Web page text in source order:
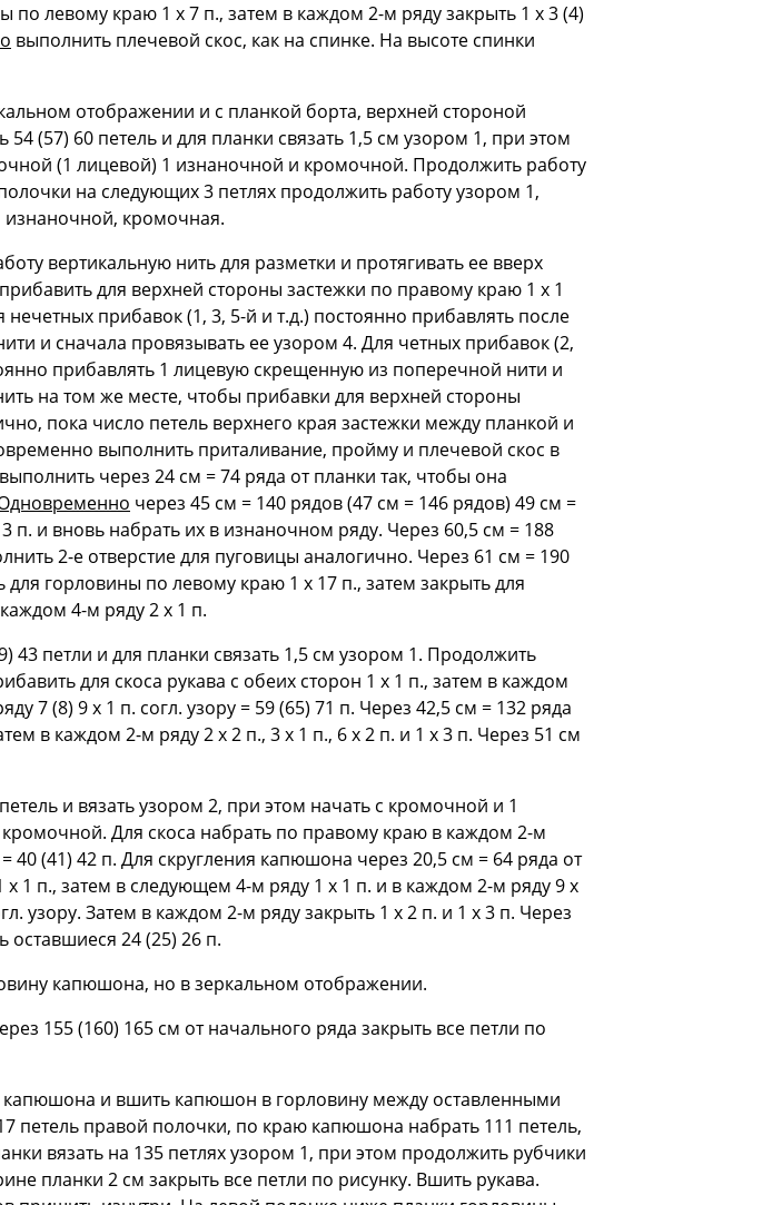
по левому краю 1 х 7 п., затем в каждом 2-м ряду закрыть 1 х 3 (4)
выполнить плечевой скос, как на спинке. На высоте спинки
отображении и с планкой борта, верхней стороной
(57) 60 петель и для планки связать 1,5 см узором 1, при этом
(1 лицевой) 1 изнаночной и кромочной. Продолжить работу
на следующих 3 петлях продолжить работу узором 1,
изнаночной, кромочная.
вертикальную нить для разметки и протягивать ее вверх
для верхней стороны застежки по правому краю 1 х 1
прибавок (1, 3, 5-й и т.д.) постоянно прибавлять после
и сначала провязывать ее узором 4. Для четных прибавок (2,
прибавлять 1 лицевую скрещенную из поперечной нити и
на том же месте, чтобы прибавки для верхней стороны
пока число петель верхнего края застежки между планкой и
выполнить приталивание, пройму и плечевой скос в
через 24 см = 74 ряда от планки так, чтобы она
через 45 см = 140 рядов (47 см = 146 рядов) 49 см =
п. и вновь набрать их в изнаночном ряду. Через 60,5 см = 188
2-е отверстие для пуговицы аналогично. Через 61 см = 190
горловины по левому краю 1 х 17 п., затем закрыть для
4-м ряду 2 х 1 п.
43 петли и для планки связать 1,5 см узором 1. Продолжить
для скоса рукава с обеих сторон 1 х 1 п., затем в каждом
7 (8) 9 х 1 п. согл. узору = 59 (65) 71 п. Через 42,5 см = 132 ряда
в каждом 2-м ряду 2 х 2 п., 3 х 1 п., 6 х 2 п. и 1 х 3 п. Через 51 см
и вязать узором 2, при этом начать с кромочной и 1
Для скоса набрать по правому краю в каждом 2-м
40 (41) 42 п. Для скругления капюшона через 20,5 см = 64 ряда от
1 п., затем в следующем 4-м ряду 1 х 1 п. и в каждом 2-м ряду 9 х
узору. Затем в каждом 2-м ряду закрыть 1 х 2 п. и 1 х 3 п. Через
оставшиеся 24 (25) 26 п.
капюшона, но в зеркальном отображении.
155 (160) 165 см от начального ряда закрыть все петли по
и вшить капюшон в горловину между оставленными
петель правой полочки, по краю капюшона набрать 111 петель,
вязать на 135 петлях узором 1, при этом продолжить рубчики
планки 2 см закрыть все петли по рисунку. Вшить рукава.